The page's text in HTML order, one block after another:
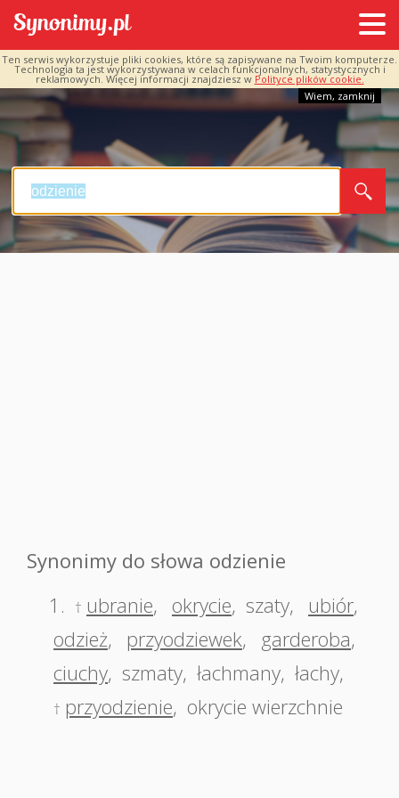
Ten serwis wykorzystuje pliki cookies, które są zapisywane na Twoim komputerze.
Technologia ta jest wykorzystywana w celach funkcjonalnych, statystycznych i
reklamowych. Więcej informacji znajdziesz w Polityce plików cookie.
Wiem, zamknij
Synonimy do słowa odzienie
1.
† ubranie, okrycie, szaty, ubiór,
odzież, przyodziewek, garderoba,
ciuchy, szmaty, łachmany, łachy,
† przyodzienie, okrycie wierzchnie